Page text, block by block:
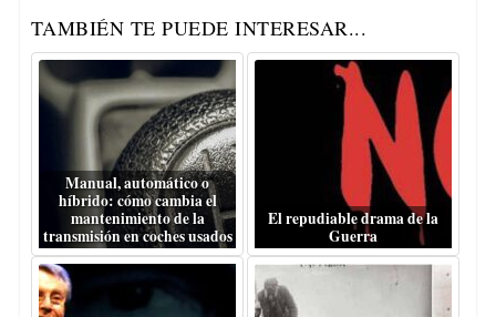
TAMBIÉN TE PUEDE INTERESAR...
Manual, automático o
híbrido: cómo cambia el
mantenimiento de la
transmisión en coches usados
El repudiable drama de la
Guerra